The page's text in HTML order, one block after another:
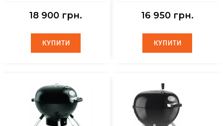
18 900 грн.
КУПИТИ
КУПИТИ
16 950 грн.
КУПИТИ
КУПИТИ